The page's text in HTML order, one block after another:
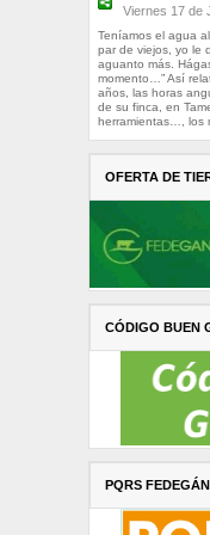
Viernes 17 de
Teníamos el agua
par de viejos, yo le
aguanto más.
momento…” Así
años, las horas
de su finca, en
herramientas…, los
OFERTA DE
CÓDIGO BUEN
PQRS